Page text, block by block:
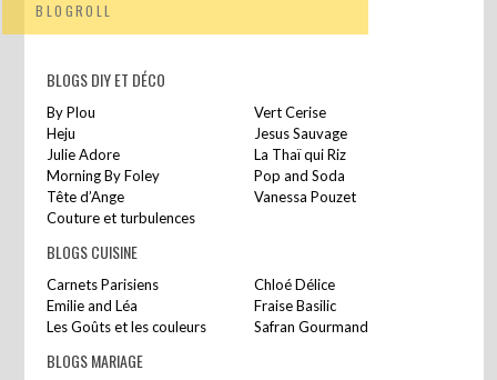
BLOGROLL
BLOGS DIY ET DÉCO
By Plou
Vert Cerise
Heju
Jesus Sauvage
Julie Adore
La Thaï qui Riz
Morning By Foley
Pop and Soda
Tête d’Ange
Vanessa Pouzet
Couture et turbulences
BLOGS CUISINE
Carnets Parisiens
Chloé Délice
Emilie and Léa
Fraise Basilic
Les Goûts et les couleurs
Safran Gourmand
BLOGS MARIAGE